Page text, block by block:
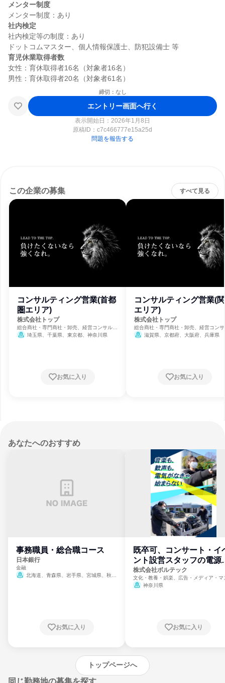
メンター制度
社内検定
社内検定等の制度：あり
育児休業取得者数
女性：育休取得者16名（対象者16名）
締切：なし
エントリー画面へ行く
表示開始日：2026年1月8日
原稿ID： c7c466777e15a25d
問題を報告する
この企業の募集 すべて見る
コンサルティング営業(首都
圏エリア)
株式会社トップ
総合商社・専門商社・卸売、経営コンサルテ
ィング、通信・インターネット
埼玉県、千葉県、東京都、神奈川県
お気に入り
コンサルティング営業(
エリア)
株式会社トップ
総合商社・専門商社・卸売、経営コン
ィング、通信・インターネット
滋賀県、京都府、大阪府、兵庫県
お気に入り
あなたへのおすすめ
事務職員・総合職コース
日本銀行
金融
北海道、青森県、岩手県、宮城県、秋田
崎県、熊本県、大分県、宮崎県、鹿児島県、
お気に入り
既卒可、コンサート・イ
ント設営スタッフの電源
門
株式会社ボルテック
文化・教養・娯楽、広告・メディア・マ
ミ、電力・ガス・水道・エネルギー
神奈川県
お気に入り
トップページへ
同じ勤務地の募集を探す